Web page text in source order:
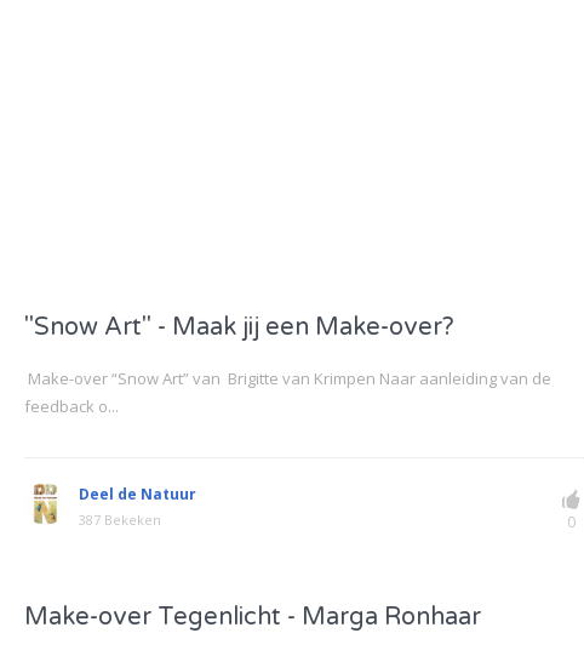
"Snow Art" - Maak jij een Make-over?
Make-over “Snow Art” van Brigitte van Krimpen Naar aanleiding van de
feedback o...
Deel de Natuur
387 Bekeken 0
Make-over Tegenlicht - Marga Ronhaar